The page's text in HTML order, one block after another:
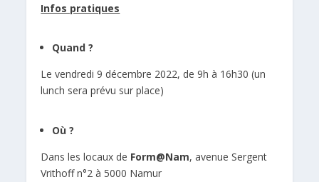
Infos pratiques
Quand ?
Le vendredi 9 décembre 2022, de 9h à 16h30 (un
lunch sera prévu sur place)
Où ?
Dans les locaux de Form@Nam,avenue Sergent
Vrithoff n°2 à 5000 Namur